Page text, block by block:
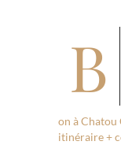
B
on à Chatou
itinéraire +